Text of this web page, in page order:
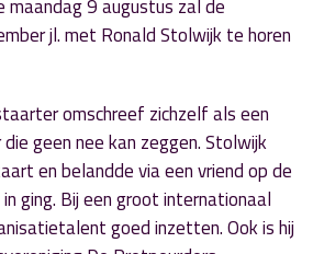
maandag 9 augustus zal de
jl. met Ronald Stolwijk te horen
omschreef zichzelf als een
geen nee kan zeggen. Stolwijk
en belandde via een vriend op de
ging. Bij een groot internationaal
goed inzetten. Ook is hij